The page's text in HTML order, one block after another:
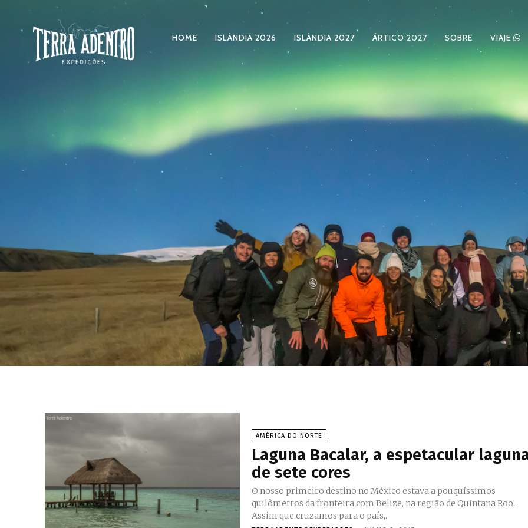
HOME ISLÂNDIA 2026 ISLÂNDIA 2027 ÁRTICO 2027 SOBRE VIAJE
AMÉRICA DO NORTE
Laguna Bacalar, a espetacular
de sete cores
O nosso primeiro destino no México estava a pouquíssimos
quilômetros da fronteira com Belize, na região de Quintana Roo.
Assim que cruzamos para o país,...